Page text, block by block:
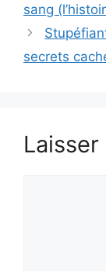
sang
secrets